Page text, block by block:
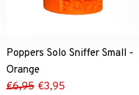
Poppers Solo Sniffer Small -
Orange
€6,95 €3,95